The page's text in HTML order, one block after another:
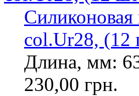
col.Ur28, (12
Длина, мм:
230,00 грн.